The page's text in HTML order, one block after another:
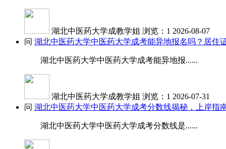
湖北中医药大学成教学姐 浏览：1 2026-08-07
问 湖北中医药大学中医药大学成考能异地报名吗？居住
湖北中医药大学中医药大学成考能异地报......
湖北中医药大学成教学姐 浏览：1 2026-07-31
问 湖北中医药大学中医药大学成考分数线揭秘，上岸指
湖北中医药大学中医药大学成考分数线是......